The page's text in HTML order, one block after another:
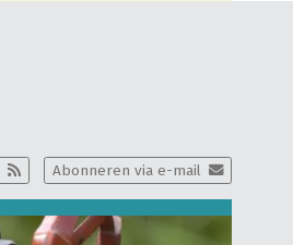
Abonneren via e-mail